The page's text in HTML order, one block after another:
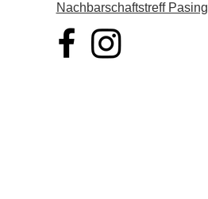
Nachbarschaftstreff Pasing